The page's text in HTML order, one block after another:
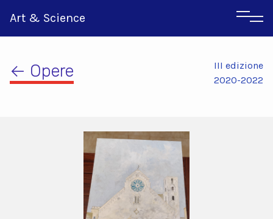
Art & Science
Inglese
Greco
← Opere
III edizione
2020-2022